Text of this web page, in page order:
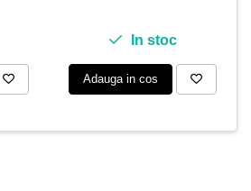
In stoc
Adauga in cos